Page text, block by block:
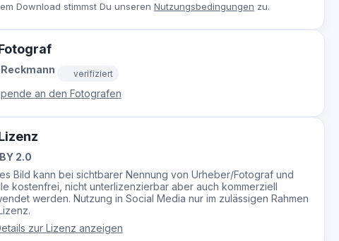
Download stimmst Du unserenNutzungsbedingungen zu.
verifiziert
an den Fotografen
2.0
Bild kann bei sichtbarer Nennung von Urheber/Fotograf und
kostenfrei, nicht unterlizenzierbar aber auch kommerziell
werden. Nutzung in Social Media nur im zulässigen Rahmen
zur Lizenz anzeigen